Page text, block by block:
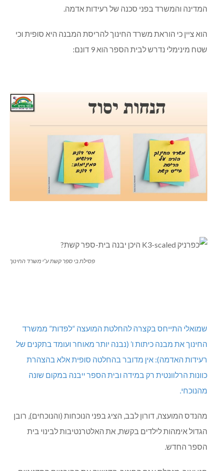
המדינה והמשרד בפני סכנה של רעידות אדמה.
הוא ציין כי הוראת משרד החינוך להריסת המבנה היא סופית וכי
שטח מינימלי נדרש לבית הספר הוא 9 דונם:
פסילת בי ספר קשת ע”י משרד החינוך
שמואלי התייחס בקצרה להחלטת המועצה “לפדות” ממשרד
החינוך את מבנה כיתות ו’ (נבנה יותר מאוחר ועומד בתקנים של
רעידות האדמה): אין מדובר בהחלטה סופית אלא בהצהרת
כוונות הרלוונטית רק במידה ובית הספר ייבנה במקום שונה
מהנוכחי.
מהנדס המועצה, דורון לבב, הציג בפני הנוכחות (והנוכחים), רובן
הגדול אימהות לילדים בקשת, את האלטרנטיבות לבינוי בית
הספר החדש.